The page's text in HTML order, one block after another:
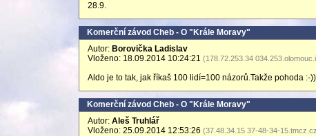
28.9.
Komerční závod Cheb - O "Krále Moravy"
Autor: Borovička Ladislav
Vloženo: 18.09.2014 10:24:21 (178.72.253.34
Aldo je to tak, jak říkaš 100 lidí=100 názorů.Takže pohoda :-
Komerční závod Cheb - O "Krále Moravy"
Autor: Aleš Truhlář
Vloženo: 25.09.2014 12:53:26 (37.48.34.15 37-48-34-